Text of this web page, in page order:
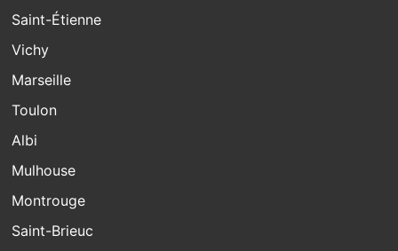
Saint-Étienne
Vichy
Marseille
Toulon
Albi
Mulhouse
Montrouge
Saint-Brieuc